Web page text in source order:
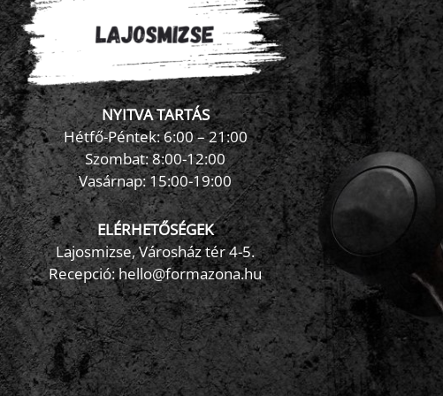
NYITVA TARTÁS
Hétfő-Péntek: 6:00 – 21:00
Szombat: 8:00-12:00
Vasárnap: 15:00-19:00
ELÉRHETŐSÉGEK
Lajosmizse, Városház tér 4-5.
Recepció:hello@formazona.hu
FormaZona chatbot ×